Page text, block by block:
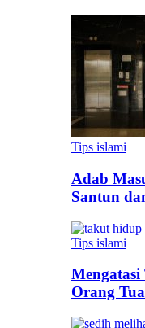
Tips islami
Adab
Santun
Tips islami
Orang